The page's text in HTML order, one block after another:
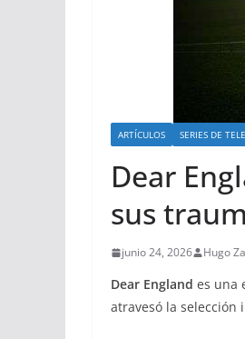
ARTÍCULOS SERIES DE
Dear
sus
junio 24, 2026 Hugo
Dear England es una
atravesó la